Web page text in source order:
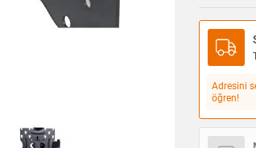
Adresini
öğren!